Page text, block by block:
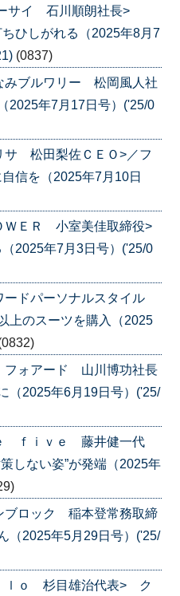
サイ 石川順朗社長>
ちひしがれる（2025年8月7
(0837)
みブルワリー 松岡風人社
年7月17日号）('25/0
サ 松田梨佐ＣＥＯ>／フ
信を（2025年7月10日
ＷＥＲ 小室美佳取締役>
2025年7月3日号）('25/0
ードパーソナルスタイル
上のスーツを購入（2025
フォアード 山川博功社長
2025年6月19日号）('25/
ｆｉｖｅ 藤井健一代
ない姿”が発端（2025年
ブロック 稲本登常務取締
2025年5月29日号）('25/
ｉｌｏ 杉目雄治代表> ク